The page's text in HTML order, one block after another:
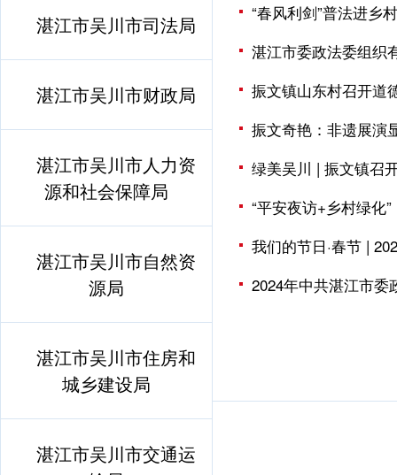
湛江市吴川市司法局
湛江市吴川市财政局
湛江市吴川市人力资
源和社会保障局
湛江市吴川市自然资
源局
湛江市吴川市住房和
城乡建设局
湛江市吴川市交通运
“春风利剑”普法进乡
湛江市委政法委组织
振文镇山东村召开道
振文奇艳：非遗展演
绿美吴川 | 振文镇召
“平安夜访+乡村绿化
我们的节日·春节 |
2024年中共湛江市委